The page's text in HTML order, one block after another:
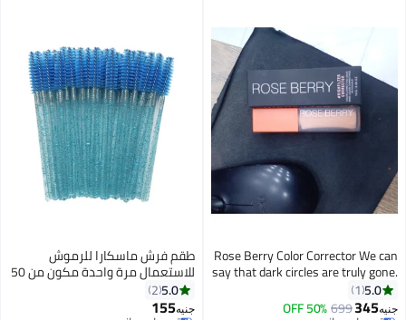
Rose Berry Color Corrector We can
say that dark circles are truly gone.
No more problems with concealer
turning gray. In my opinion, when
5.0
1
جنيه345
699
50% OFF
طقم فرش ماسكارا للرموش
للاستعمال مرة واحدة مكون من 50
قطعة أزرق
5.0
2
جنيه155